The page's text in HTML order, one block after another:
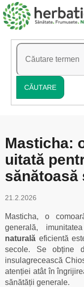
Treci
la
conținut
CĂUTARE
Masticha:
uitată
sănătoasă
21.2.2026
Masticha, o
generală,
naturală eficientă
secole. Se obține
insulagrecească
atenției atât în
sănătății generale.